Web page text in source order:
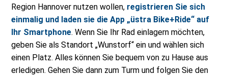
Region Hannover nutzen wollen, registrieren Sie sich
einmalig und laden sie die App „üstra Bike+Ride“ auf
Ihr Smartphone. Wenn Sie Ihr Rad einlagern möchten,
geben Sie als Standort „Wunstorf“ ein und wählen sich
einen Platz. Alles können Sie bequem von zu Hause aus
erledigen. Gehen Sie dann zum Turm und folgen Sie den